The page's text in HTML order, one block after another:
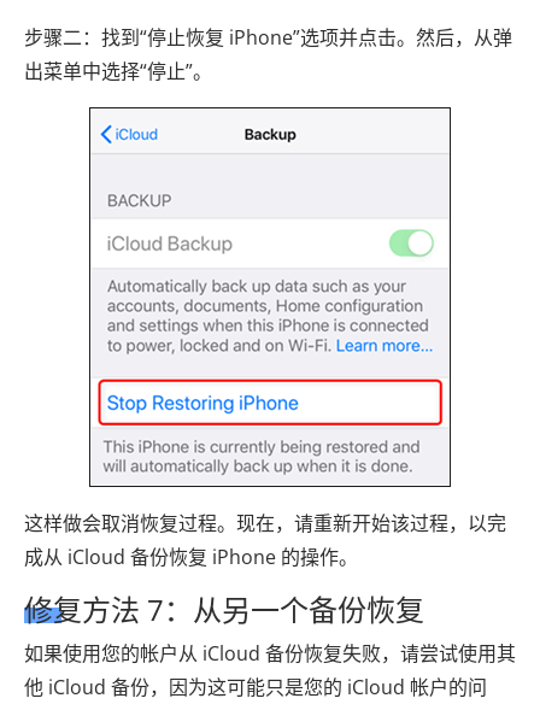
步骤二：找到“停止恢复 iPhone”选项并点击。然后，从弹
出菜单中选择“停止”。
这样做会取消恢复过程。现在，请重新开始该过程，以完
成从 iCloud 备份恢复 iPhone 的操作。
修复方法 7：从另一个备份恢复
如果使用您的帐户从 iCloud 备份恢复失败，请尝试使用其
他 iCloud 备份，因为这可能只是您的 iCloud 帐户的问